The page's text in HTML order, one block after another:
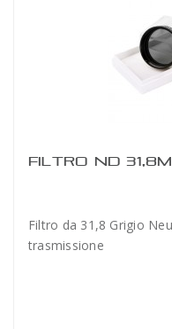
FILTRO ND
Filtro da 31,8 Grigio
trasmissione